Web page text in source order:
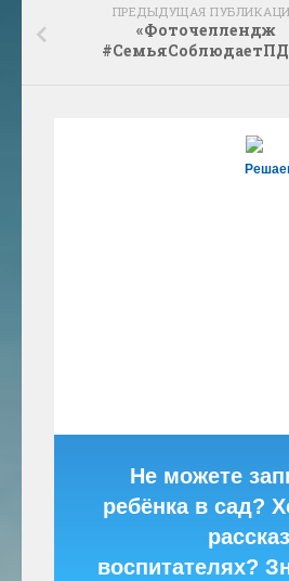
ПРЕДЫДУЩАЯ
«Фоточеллендж
Не можете
ребёнка в сад?
воспитателях?